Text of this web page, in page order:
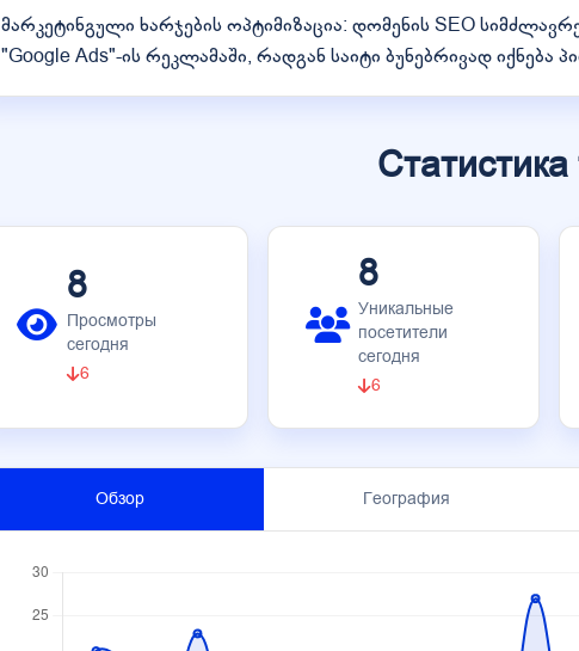
მარკეტინგული ხარჯების ოპტიმიზაცია: დომენის SEO
"Google Ads"-ის რეკლამაში, რადგან საიტი ბუნებრივად იქნება
8
Просмотры
сегодня
6
8
Уникальные
посетители
сегодня
6
Обзор География